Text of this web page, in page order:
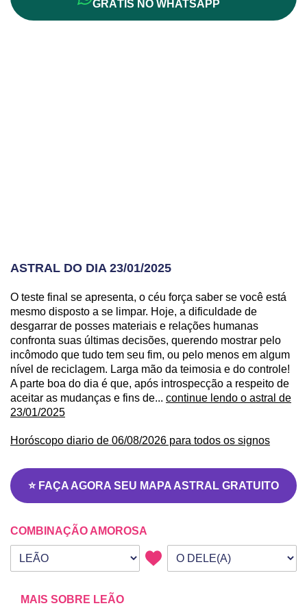
GRÁTIS NO WHATSAPP
ASTRAL DO DIA 23/01/2025
O teste final se apresenta, o céu força saber se você está
mesmo disposto a se limpar. Hoje, a dificuldade de
desgarrar de posses materiais e relações humanas
confronta suas últimas decisões, querendo mostrar pelo
incômodo que tudo tem seu fim, ou pelo menos em algum
nível de reciclagem. Larga mão da teimosia e do controle!
A parte boa do dia é que, após introspecção a respeito de
aceitar as mudanças e fins de... continue lendo o astral de
23/01/2025
Horóscopo diario de 06/08/2026 para todos os signos
⭐ FAÇA AGORA SEU MAPA ASTRAL GRATUITO
COMBINAÇÃO AMOROSA
Seu signo
Signo da outra pessoa
MAIS SOBRE LEÃO